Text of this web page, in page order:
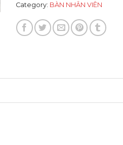
Category: BÀN NHÂN VIÊN